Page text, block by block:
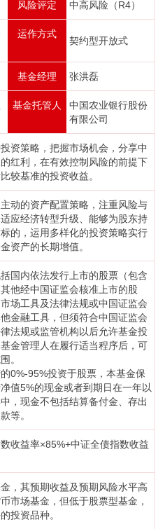
风险评定 中高风险（R4）
运作方式
契约型开放式
基金经理 张洪磊
基金托管人
中国农业银行股份
有限公司
资策略，把握市场机会，分享中
红利，在有效控制风险的前提下
较基准的投资收益。
动的资产配置策略，注重风险与
应经济转型升级、能够为股东持
的，运用多样化的投资策略实行
资产的长期增值。
国内依法发行上市的股票（包含
他经中国证监会核准上市的股
场工具及法律法规或中国证监会
金融工具，但须符合中国证监会
法规或监管机构以后允许基金投
金管理人在履行适当程序后，可
。
0%-95%投资于股票，本基金保
值5%的现金或者到期日在一年以
，现金不包括结算备付金、存出
等。
收益率×85%+中证全债指数收益
，其预期收益及预期风险水平高
市场基金，但低于股票型基金，
投资品种。